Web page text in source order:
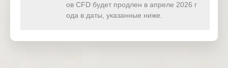
ов CFD будет продлен в апреле 2026 г
ода в даты, указанные ниже.